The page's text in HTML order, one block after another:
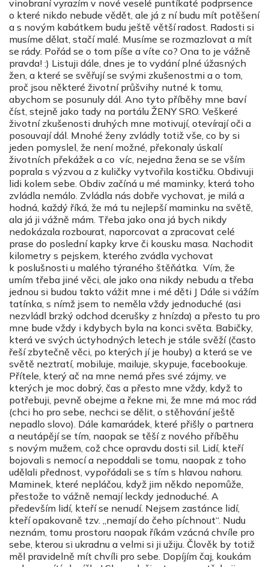
vinobraní vyrazím v nové veselé puntíkaté podprsence
o které nikdo nebude vědět, ale já z ní budu mít potěšení
a s novým kabátkem budu ještě větší radost. Radosti si
musíme dělat, stačí malé. Musíme se rozmazlovat a mít
se rády. Pořád se o tom píše a víte co? Ona to je vážně
pravda! :) Listuji dále, dnes je to vydání plné úžasných
žen, a které se svěřují se svými zkušenostmi a o tom,
proč jsou některé životní průšvihy nutné k tomu,
abychom se posunuly dál. Ano tyto příběhy mne baví
číst, stejně jako tady na portálu ŽENY SRO. Veškeré
životní zkušenosti druhých mne motivují, otevírají oči a
posouvají dál. Mnohé ženy zvládly totiž vše, co by si
jeden pomyslel, že není možné, překonaly úskalí
životních překážek a co víc, nejedna žena se se vším
poprala s výzvou a z kuličky vytvořila kostičku. Obdivuji
lidi kolem sebe. Obdiv začíná u mé maminky, která toho
zvládla nemálo. Zvládla nás dobře vychovat, je milá a
hodná, každý říká, že má tu nejlepší maminku na světě,
ala já ji vážně mám. Třeba jako ona já bych nikdy
nedokázala rozbourat, naporcovat a zpracovat celé
prase do poslední kapky krve či kousku masa. Nachodit
kilometry s pejskem, kterého zvádla vychovat
k poslušnosti u malého týraného štěňátka. Vím, že
umím třeba jiné věci, ale jako ona nikdy nebudu a třeba
jednou si budou takto vážit mne i mé děti J Dále si vážím
tatínka, s nímž jsem to neměla vždy jednoduché (asi
nezvládl brzký odchod dcerušky z hnízda) a přesto tu pro
mne bude vždy i kdybych byla na konci světa. Babičky,
která ve svých úctyhodných letech je stále svěží (často
řeší zbytečně věci, po kterých jí je houby) a která se ve
světě neztratí, mobiluje, mailuje, skypuje, facebookuje.
Přítele, který ač na mne nemá přes své zájmy, ve
kterých je moc dobrý, čas a přesto mne vždy, když to
potřebuji, pevně obejme a řekne mi, že mne má moc rád
(chci ho pro sebe, nechci se dělit, o stěhování ještě
nepadlo slovo). Dále kamarádek, které přišly o partnera
a neutápějí se tím, naopak se těší z nového příběhu
s novým mužem, což chce opravdu dosti sil. Lidí, kteří
bojovali s nemocí a nepoddali se tomu, naopak z toho
udělali přednost, vypořádali se s tím s hlavou nahoru.
Maminek, které nepláčou, když jim někdo nepomůže,
přestože to vážně nemají leckdy jednoduché. A
především lidí, kteří se nenudí. Nejsem zastánce lidí,
kteří opakovaně tzv. „nemají do čeho píchnout“. Nudu
neznám, tomu prostoru naopak říkám vzácná chvíle pro
sebe, kterou si ukradnu a velmi si ji užiju. Člověk by totiž
měl pravidelně mít chvíli pro sebe. Dopíjím čaj, koukám